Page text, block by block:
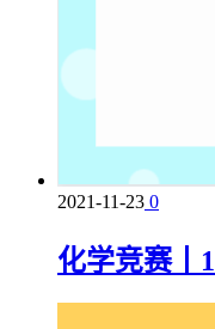
2021-11-23 0
化学竞赛丨